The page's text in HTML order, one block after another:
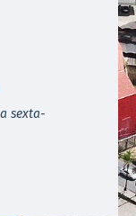
sexta-